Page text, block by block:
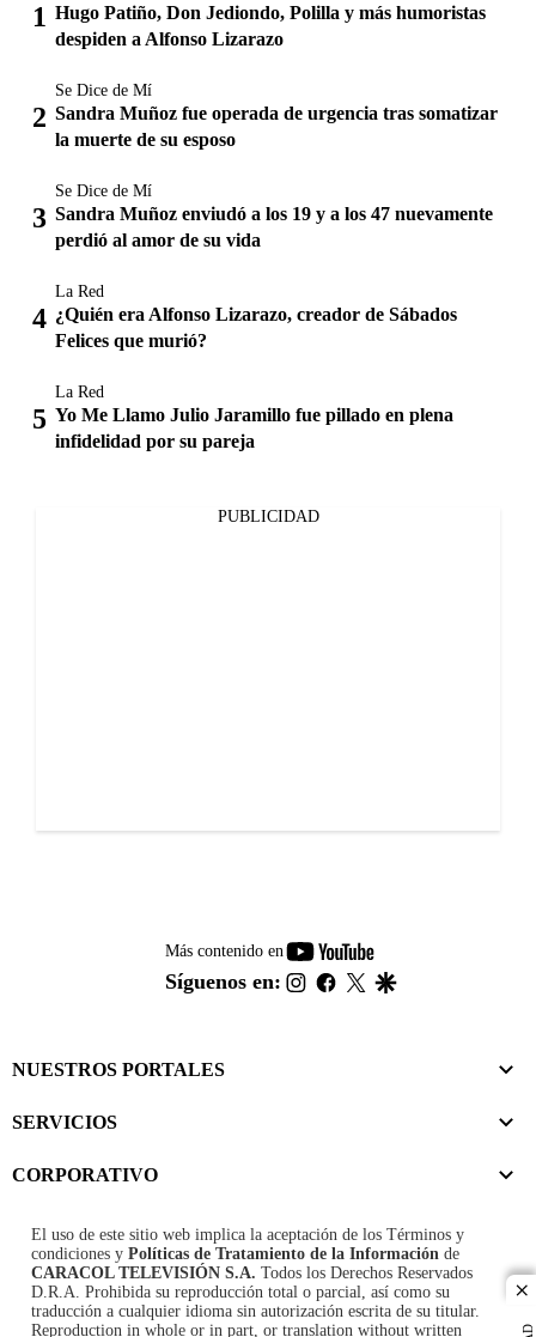
Hugo Patiño, Don Jediondo, Polilla y más humoristas
despiden a Alfonso Lizarazo
Se Dice de Mí
Sandra Muñoz fue operada de urgencia tras somatizar
la muerte de su esposo
Se Dice de Mí
Sandra Muñoz enviudó a los 19 y a los 47 nuevamente
perdió al amor de su vida
La Red
¿Quién era Alfonso Lizarazo, creador de Sábados
Felices que murió?
La Red
Yo Me Llamo Julio Jaramillo fue pillado en plena
infidelidad por su pareja
PUBLICIDAD
Más contenido en
youtube-
footer
Síguenos en: instagram
facebook
twitter
NUESTROS PORTALES
SERVICIOS
CORPORATIVO
El uso de este sitio web implica la aceptación de los Términos y
condiciones y Políticas de Tratamiento de la Información de
CARACOL TELEVISIÓN S.A. Todos los Derechos Reservados
D.R.A. Prohibida su reproducción total o parcial, así como su
traducción a cualquier idioma sin autorización escrita de su titular.
Reproduction in whole or in part, or translation without written